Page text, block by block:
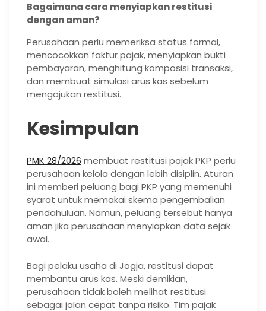
Bagaimana cara menyiapkan restitusi
dengan aman?
Perusahaan perlu memeriksa status formal,
mencocokkan faktur pajak, menyiapkan bukti
pembayaran, menghitung komposisi transaksi,
dan membuat simulasi arus kas sebelum
mengajukan restitusi.
Kesimpulan
PMK 28/2026 membuat restitusi pajak PKP perlu
perusahaan kelola dengan lebih disiplin. Aturan
ini memberi peluang bagi PKP yang memenuhi
syarat untuk memakai skema pengembalian
pendahuluan. Namun, peluang tersebut hanya
aman jika perusahaan menyiapkan data sejak
awal.
Bagi pelaku usaha di Jogja, restitusi dapat
membantu arus kas. Meski demikian,
perusahaan tidak boleh melihat restitusi
sebagai jalan cepat tanpa risiko. Tim pajak